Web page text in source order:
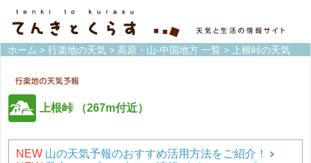
ホーム > 行楽地の天気 > 高原・山-中国地方 一覧 > 上根峠の天気
上根峠 （267m付近）
NEW 山の天気予報のおすすめ活用方法をご紹介！